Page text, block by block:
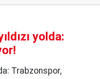
yolda:
Trabzonspor,